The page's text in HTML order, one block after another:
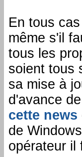
En tous
même s'il
tous les
soient tous
sa mise à
d'avance
cette news
de
opérateur il